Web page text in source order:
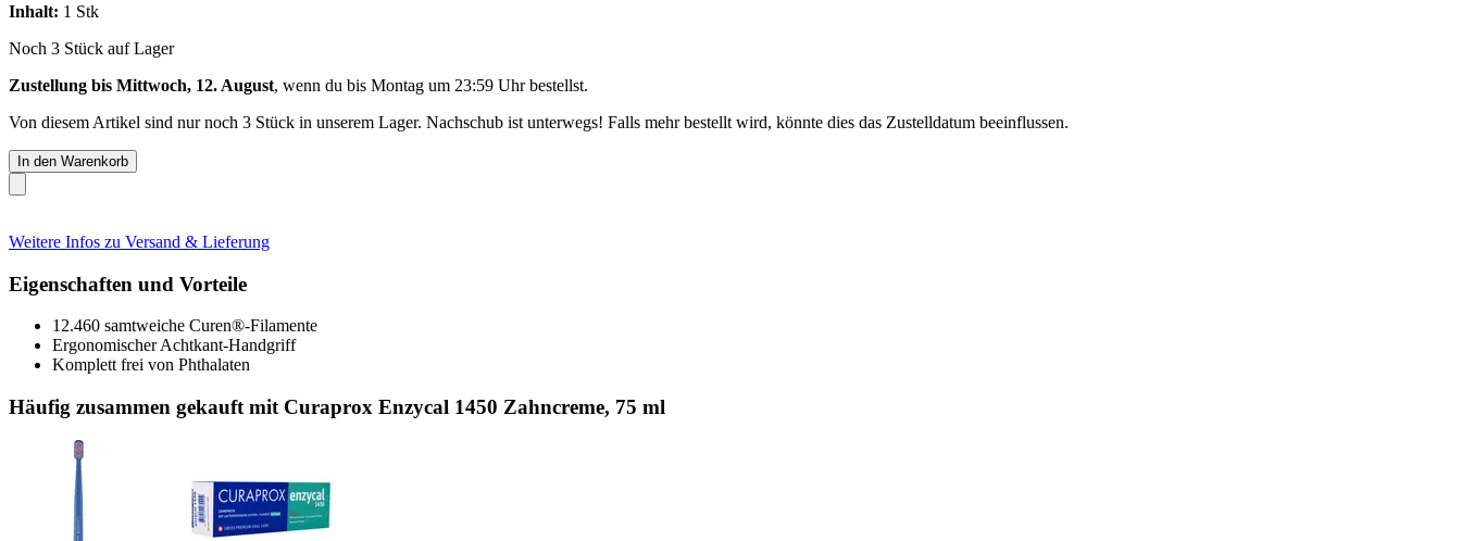
Inhalt: 1 Stk
Noch 3 Stück auf Lager
Zustellung bis Mittwoch, 12. August, wenn du bis Montag um 23:59 Uhrbestellst.
Von diesem Artikel sind nur noch 3 Stück in unserem Lager. Nachschub ist unterwegs! Falls mehr bestellt wird, könnte dies das Zustelldatum beeinflussen.
In den Warenkorb
Weitere Infos zu Versand & Lieferung
Eigenschaften und Vorteile
12.460 samtweiche Curen®-Filamente
Ergonomischer Achtkant-Handgriff
Komplett frei von Phthalaten
Häufig zusammen gekauft mit Curaprox Enzycal 1450 Zahncreme, 75 ml